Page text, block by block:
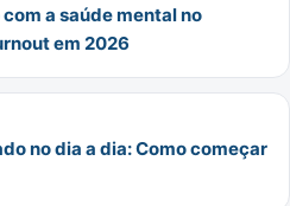
a saúde mental no
em 2026
no dia a dia: Como começar